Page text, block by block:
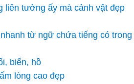
liên tưởng ấy mà cảnh vật đẹp
từ ngữ chứa tiếng có trong
biển, hồ
lòng cao đẹp